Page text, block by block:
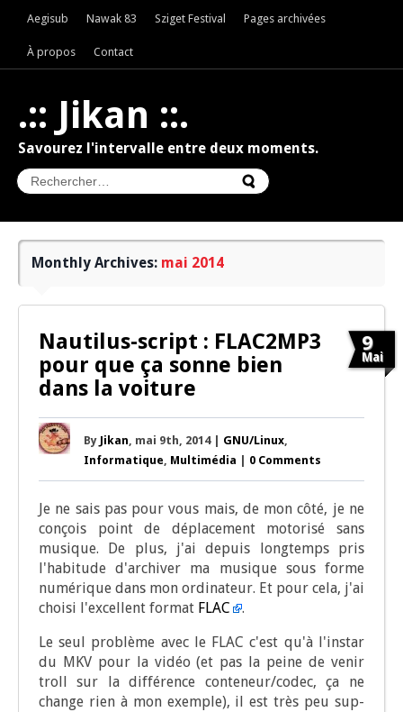
Aegisub Nawak 83 Sziget Festival Pages archivées
À propos Contact
.:: Jikan ::.
Savourez l'intervalle entre deux moments.
Monthly Archives: mai 2014
Nautilus-script : FLAC2MP3
pour que ça sonne bien
dans la voiture
By Jikan, mai 9th, 2014 | GNU/Linux,
Informatique, Multimédia 0 Comments
Je ne sais pas pour vous mais, de mon côté, je ne
conçois point de dépla­ce­ment moto­ri­sé sans
musique. De plus, j'ai depuis long­temps pris
l'habitude d'archiver ma musique sous forme
numé­rique dans mon ordi­na­teur. Et pour cela, j'ai
choi­si l'excellent for­mat FLAC
.
Le seul pro­blème avec le FLAC c'est qu'à l'instar
du MKV pour la vidéo (et pas la peine de venir
troll sur la dif­fé­rence conteneur/codec, ça ne
change rien à mon exemple), il est très peu sup­
9
Mai